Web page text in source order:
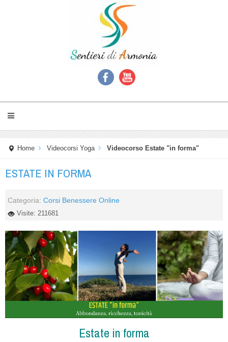
Home Videocorsi Yoga Videocorso Estate "in forma"
ESTATE IN FORMA
Categoria: Corsi Benessere Online
Visite: 211681
Estate in forma